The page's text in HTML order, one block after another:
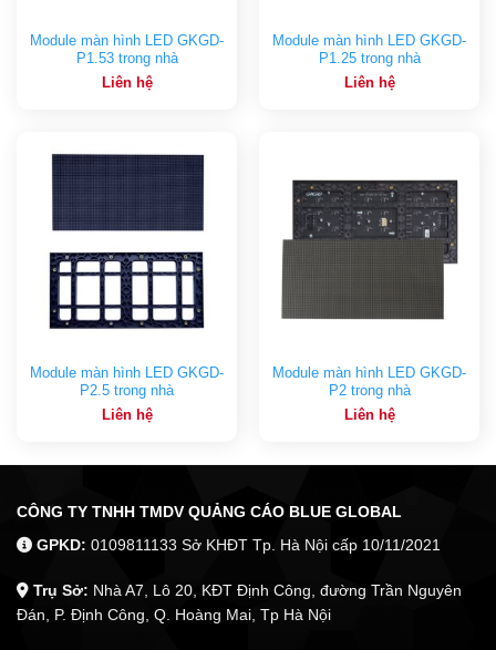
Module màn hình LED GKGD-
P1.53 trong nhà
Liên hệ
Module màn hình LED GKGD-
P1.25 trong nhà
Liên hệ
Module màn hình LED GKGD-
P2.5 trong nhà
Liên hệ
Module màn hình LED GKGD-
P2 trong nhà
Liên hệ
CÔNG TY TNHH TMDV QUẢNG CÁO BLUE GLOBAL
GPKD: 0109811133 Sở KHĐT Tp. Hà Nội cấp 10/11/2021
Trụ Sở: Nhà A7, Lô 20, KĐT Định Công, đường Trần Nguyên
Đán, P. Định Công, Q. Hoàng Mai, Tp Hà Nội